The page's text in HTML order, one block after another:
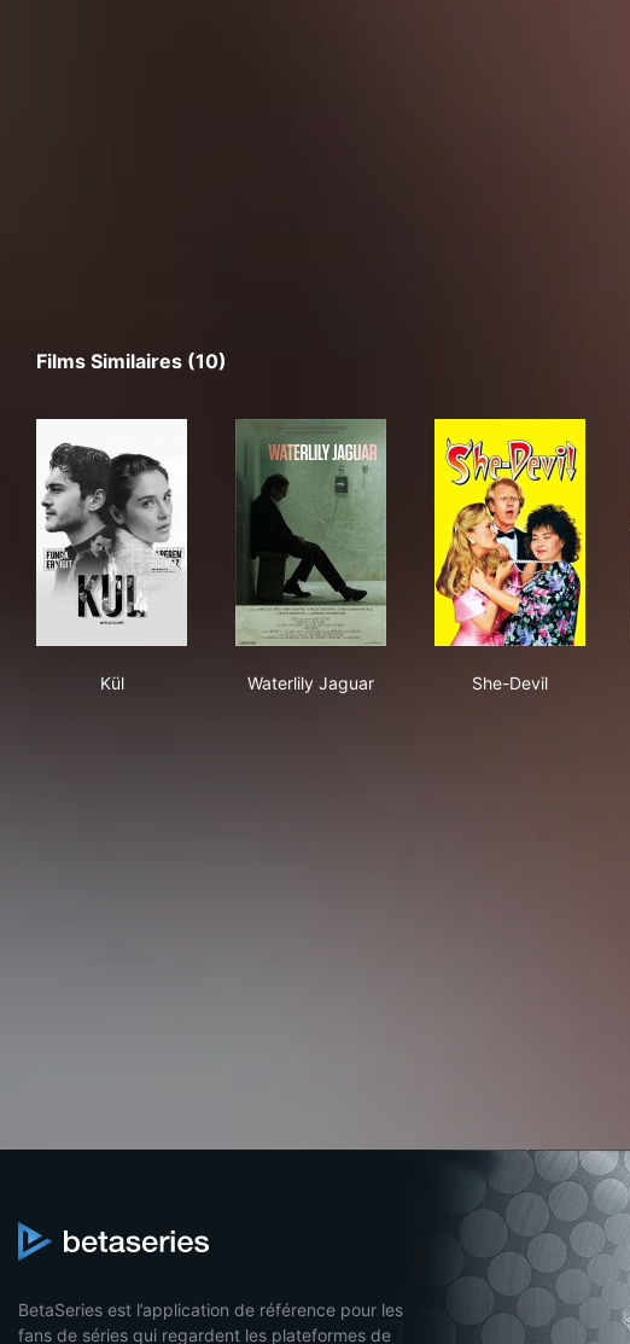
Films Similaires (10)
Kül
Waterlily Jaguar
She-Devil
BetaSeries est l’application de référence pour les
fans de séries qui regardent les plateformes de